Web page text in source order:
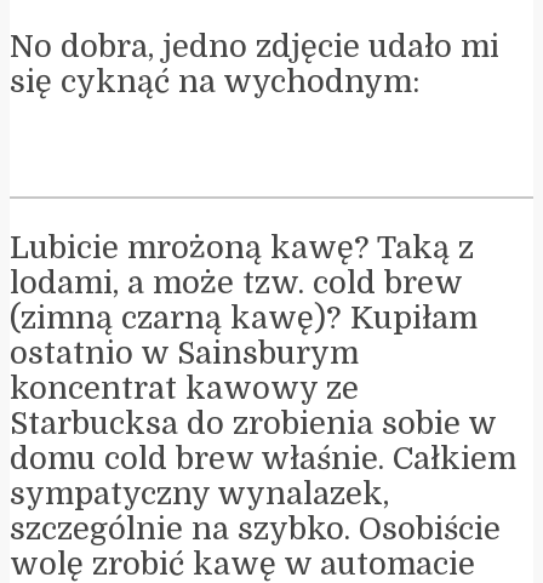
No dobra, jedno zdjęcie udało mi
się cyknąć na wychodnym:
Lubicie mrożoną kawę? Taką z
lodami, a może tzw. cold brew
(zimną czarną kawę)? Kupiłam
ostatnio w Sainsburym
koncentrat kawowy ze
Starbucksa do zrobienia sobie w
domu cold brew właśnie. Całkiem
sympatyczny wynalazek,
szczególnie na szybko. Osobiście
wolę zrobić kawę w automacie